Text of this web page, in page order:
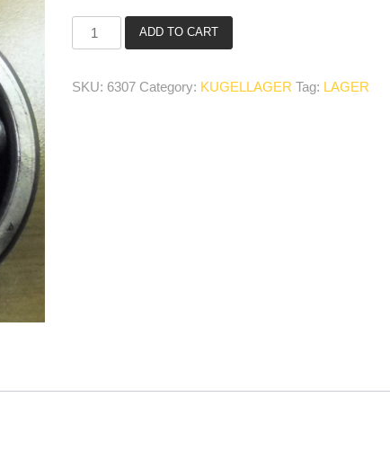
6307
quantity
ADD TO CART
SKU: 6307 Category: KUGELLAGER Tag: LAGER